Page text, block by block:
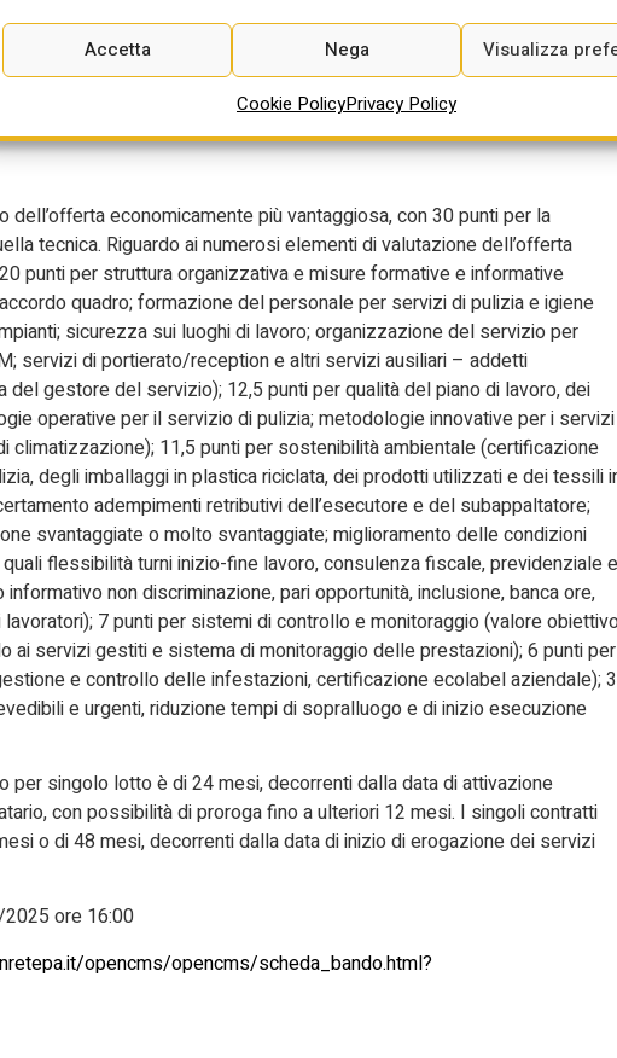
Accetta Nega Visualizza
Cookie PolicyPrivacy Policy
economicamente più vantaggiosa, con 30 punti per la
tecnica. Riguardo ai numerosi elementi di valutazione dell’offerta
punti per struttura organizzativa e misure formative e informative
quadro; formazione del personale per servizi di pulizia e igiene
sicurezza sui luoghi di lavoro; organizzazione del servizio per
servizi di portierato/reception e altri servizi ausiliari – addetti
gestore del servizio); 12,5 punti per qualità del piano di lavoro, dei
operative per il servizio di pulizia; metodologie innovative per i servizi
climatizzazione); 11,5 punti per sostenibilità ambientale (certificazione
degli imballaggi in plastica riciclata, dei prodotti utilizzati e dei tessili
adempimenti retributivi dell’esecutore e del subappaltatore;
svantaggiate o molto svantaggiate; miglioramento delle condizioni
flessibilità turni inizio-fine lavoro, consulenza fiscale, previdenziale e
non discriminazione, pari opportunità, inclusione, banca ore,
7 punti per sistemi di controllo e monitoraggio (valore
ai servizi gestiti e sistema di monitoraggio delle prestazioni); 6 punti per
e controllo delle infestazioni, certificazione ecolabel aziendale); 3
e urgenti, riduzione tempi di sopralluogo e di inizio esecuzione
per singolo lotto è di 24 mesi, decorrenti dalla data di attivazione
con possibilità di proroga fino a ulteriori 12 mesi. I singoli contratti
o di 48 mesi, decorrenti dalla data di inizio di erogazione dei servizi
ore 16:00
opencms/opencms/scheda_bando.html?